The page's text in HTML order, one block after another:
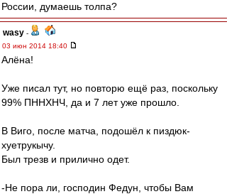
России, думаешь толпа?
wasy -
03 июн 2014 18:40
Алёна!
Уже писал тут, но повторю ещё раз, поскольку
99% ПННХНЧ, да и 7 лет уже прошло.
В Виго, после матча, подошёл к пиздюк-
хуетрукычу.
Был трезв и прилично одет.
-Не пора ли, господин Федун, чтобы Вам